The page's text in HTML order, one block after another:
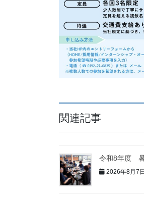
関連記事
令和8年度
2026年8月7日